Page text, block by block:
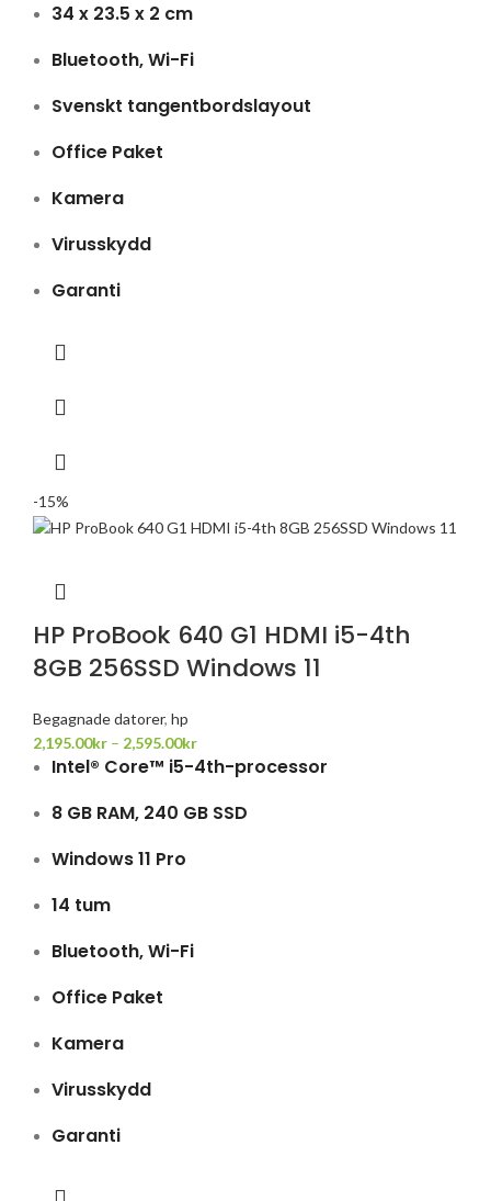
34 x 23.5 x 2 cm
Bluetooth, Wi-Fi
Svenskt tangentbordslayout
Office Paket
Kamera
Virusskydd
Garanti
-15%
HP ProBook 640 G1 HDMI i5-4th
8GB 256SSD Windows 11
Begagnade datorer, hp
2,195.00kr – 2,595.00kr
Intel® Core™ i5-4th-processor
8 GB RAM, 240 GB SSD
Windows 11 Pro
14 tum
Bluetooth, Wi-Fi
Office Paket
Kamera
Virusskydd
Garanti